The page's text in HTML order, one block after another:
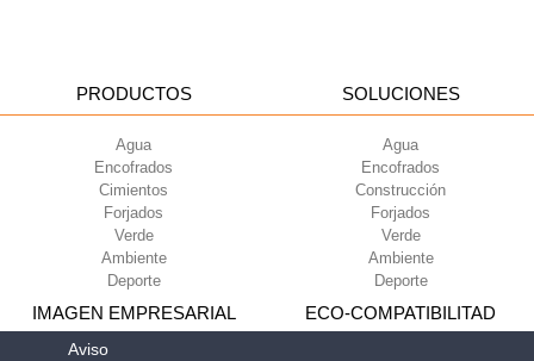
PRODUCTOS
Agua
Encofrados
Cimientos
Forjados
Verde
Ambiente
Deporte
SOLUCIONES
Agua
Encofrados
Construcción
Forjados
Verde
Ambiente
Deporte
IMAGEN EMPRESARIAL ECO-COMPATIBILITAD
Aviso